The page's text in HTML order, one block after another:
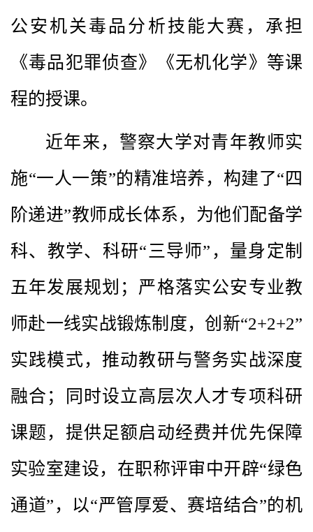
公安机关毒品分析技能大赛，承担
《毒品犯罪侦查》《无机化学》等课
程的授课。
近年来，警察大学对青年教师实
施“一人一策”的精准培养，构建了“四
阶递进”教师成长体系，为他们配备学
科、教学、科研“三导师”，量身定制
五年发展规划；严格落实公安专业教
师赴一线实战锻炼制度，创新“2+2+2”
实践模式，推动教研与警务实战深度
融合；同时设立高层次人才专项科研
课题，提供足额启动经费并优先保障
实验室建设，在职称评审中开辟“绿色
通道”，以“严管厚爱、赛培结合”的机